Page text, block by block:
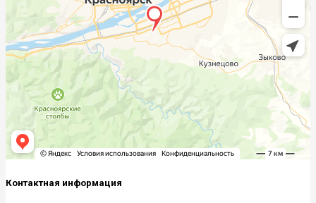
Контактная информация